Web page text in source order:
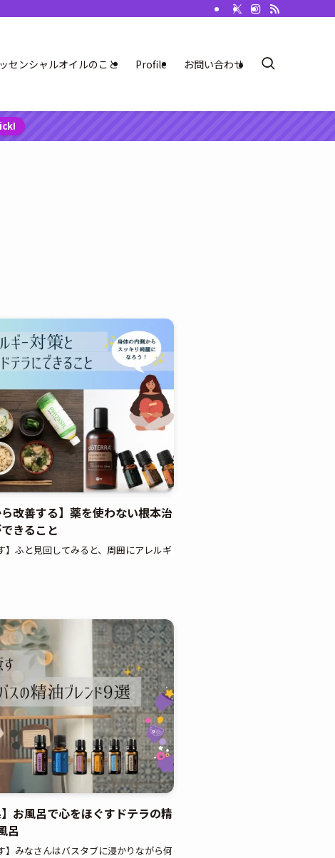
センシャルオイルのこと Profile お問い合わせ
改善する】薬を使わない根本治
きること
】ふと見回してみると、周囲にアレルギ
お風呂で心をほぐすドテラの精
呂
】みなさんはバスタブに浸かりながら何